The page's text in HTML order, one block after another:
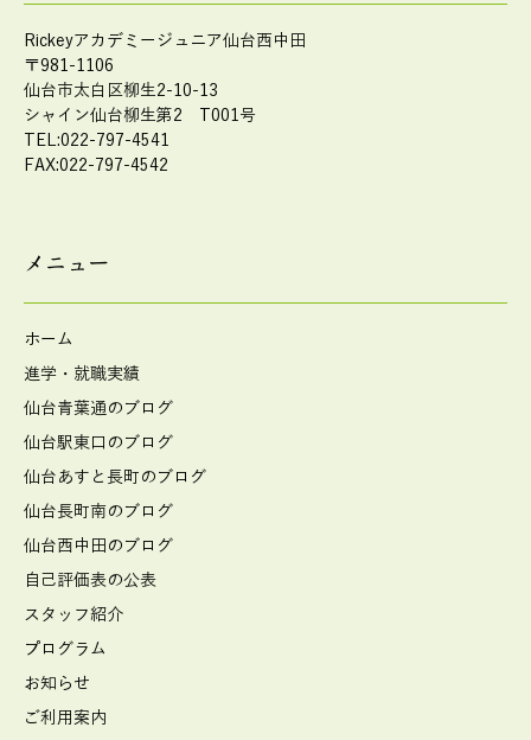
Rickeyアカデミージュニア仙台西中田
〒981-1106
仙台市太白区柳生2-10-13
シャイン仙台柳生第2 T001号
TEL:022-797-4541
FAX:022-797-4542
メニュー
ホーム
進学・就職実績
仙台青葉通のブログ
仙台駅東口のブログ
仙台あすと長町のブログ
仙台長町南のブログ
仙台西中田のブログ
自己評価表の公表
スタッフ紹介
プログラム
お知らせ
ご利用案内